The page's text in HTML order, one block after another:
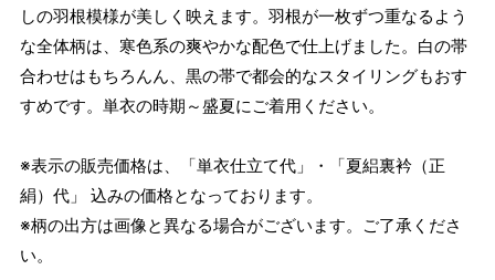
しの羽根模様が美しく映えます。羽根が一枚ずつ重なるよう
な全体柄は、寒色系の爽やかな配色で仕上げました。白の帯
合わせはもちろんん、黒の帯で都会的なスタイリングもおす
すめです。単衣の時期～盛夏にご着用ください。
※表示の販売価格は、「単衣仕立て代」・「夏絽裏衿（正
絹）代」 込みの価格となっております。
※柄の出方は画像と異なる場合がございます。ご了承くださ
い。